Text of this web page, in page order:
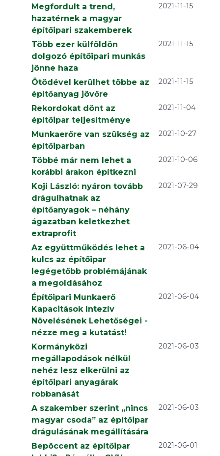
Megfordult a trend,
hazatérnek a magyar
építőipari szakemberek
2021-11-15
Több ezer külföldön
dolgozó építőipari munkás
jönne haza
2021-11-15
Ötödével kerülhet többe az
építőanyag jövőre
2021-11-15
Rekordokat dönt az
építőipar teljesítménye
2021-11-04
Munkaerőre van szükség az
építőiparban
2021-10-27
Többé már nem lehet a
korábbi árakon építkezni
2021-10-06
Koji László: nyáron tovább
drágulhatnak az
építőanyagok – néhány
ágazatban keletkezhet
extraprofit
2021-07-29
Az együttműködés lehet a
kulcs az építőipar
legégetőbb problémájának
a megoldásához
2021-06-04
Építőipari Munkaerő
Kapacitások Intezív
Növelésének Lehetőségei -
nézze meg a kutatást!
2021-06-04
Kormányközi
megállapodások nélkül
nehéz lesz elkerülni az
építőipari anyagárak
robbanását
2021-06-03
A szakember szerint „nincs
magyar csoda” az építőipar
drágulásának megállítására
2021-06-03
Bepöccent az építőipar
2021-06-01